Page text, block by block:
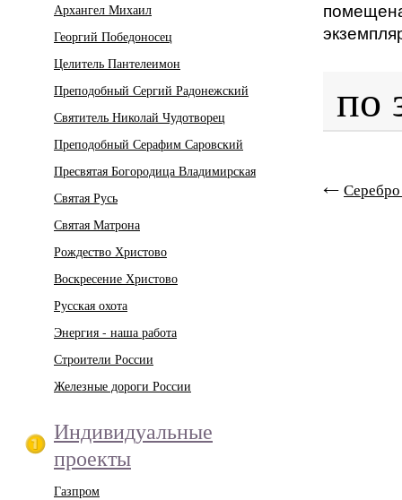
Архангел Михаил
Георгий Победоносец
Целитель Пантелеимон
Преподобный Сергий Радонежский
Святитель Николай Чудотворец
Преподобный Серафим Саровский
Пресвятая Богородица Владимирская
Святая Русь
Святая Матрона
Рождество Христово
Воскресение Христово
Русская охота
Энергия - наша работа
Строители России
Железные дороги России
Индивидуальные
проекты
Газпром
по